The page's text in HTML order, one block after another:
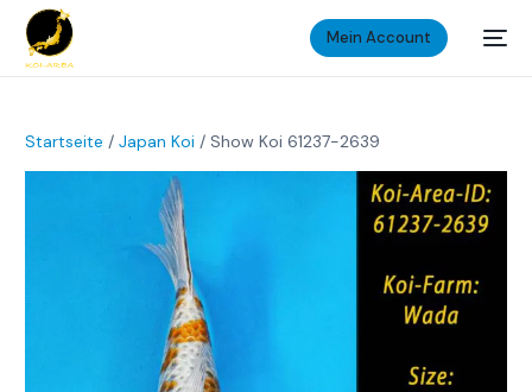
Mein Account
Startseite /Japan Koi / Show Koi 61237-2639